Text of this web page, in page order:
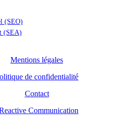
(SEO)
(SEA)
Mentions légales
de confidentialité
Contact
Communication